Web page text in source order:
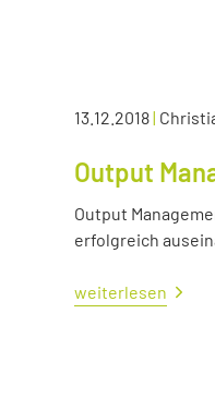
13.12.2018|
Output
Output
erfolgreich
weiterlesen